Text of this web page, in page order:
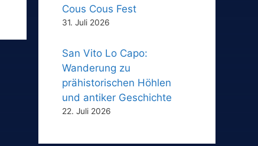
Cous Cous Fest
31. Juli 2026
San Vito Lo Capo:
Wanderung zu
prähistorischen Höhlen
und antiker Geschichte
22. Juli 2026